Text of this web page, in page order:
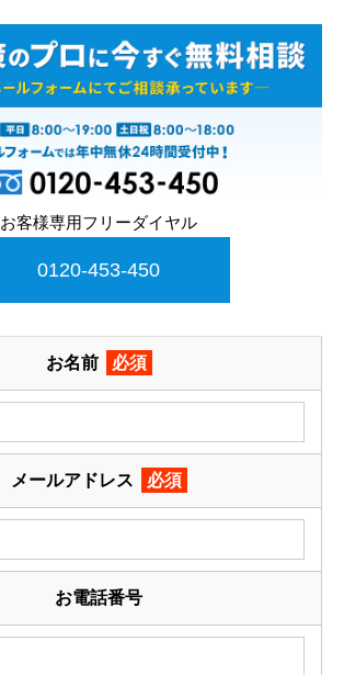
お客様専用フリーダイヤル
0120-453-450
お名前 必須
メールアドレス 必須
お電話番号